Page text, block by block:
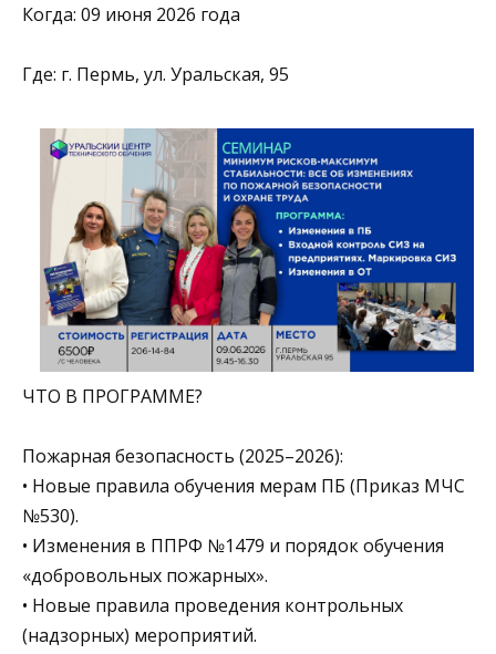
Когда: 09 июня 2026 года
Где: г. Пермь, ул. Уральская, 95
ЧТО В ПРОГРАММЕ?
Пожарная безопасность (2025–2026):
• Новые правила обучения мерам ПБ (Приказ МЧС
№530).
• Изменения в ППРФ №1479 и порядок обучения
«добровольных пожарных».
• Новые правила проведения контрольных
(надзорных) мероприятий.